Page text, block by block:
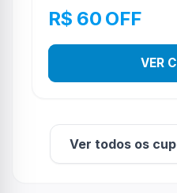
R$ 60 OFF
VER
Ver todos os